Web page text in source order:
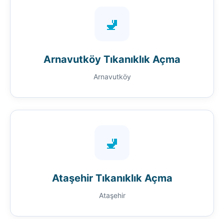
🚽
Arnavutköy Tıkanıklık Açma
Arnavutköy
🚽
Ataşehir Tıkanıklık Açma
Ataşehir